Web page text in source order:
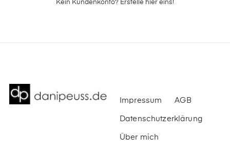
Kein Kundenkonto? Erstelle hier eins!
Impressum AGB
Datenschutzerklärung
Über mich